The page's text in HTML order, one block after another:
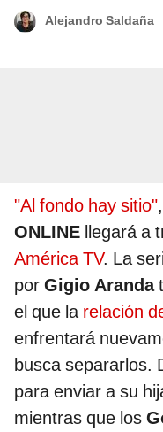
Alejandro Saldaña
"Al fondo hay sitio",
ONLINE llegará a
América TV. La
por Gigio Aranda
el que la relación
enfrentará
busca separarlos.
para enviar a su
mientras que los